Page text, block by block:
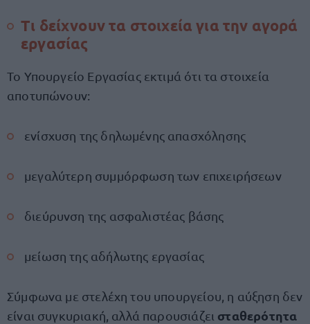
Τι δείχνουν τα στοιχεία για την αγορά
εργασίας
Το Υπουργείο Εργασίας εκτιμά ότι τα στοιχεία
αποτυπώνουν:
ενίσχυση της δηλωμένης απασχόλησης
μεγαλύτερη συμμόρφωση των επιχειρήσεων
διεύρυνση της ασφαλιστέας βάσης
μείωση της αδήλωτης εργασίας
Σύμφωνα με στελέχη του υπουργείου, η αύξηση δεν
είναι συγκυριακή, αλλά παρουσιάζει σταθερότητα